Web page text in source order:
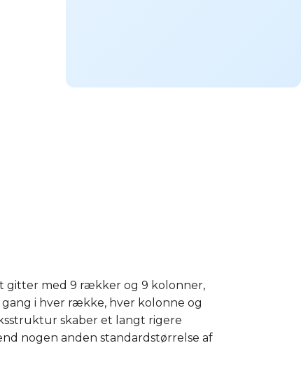
gitter med 9 rækker og 9 kolonner,
i hver række, hver kolonne og
skaber et langt rigere
nogen anden standardstørrelse af